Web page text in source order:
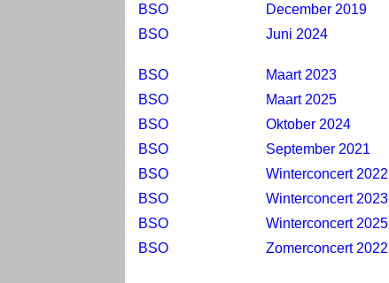
BSO
December 2019
BSO
Juni 2024
BSO Maart 2023
BSO
Maart 2025
BSO
Oktober 2024
BSO
September 2021
BSO
Winterconcert 2022
BSO
Winterconcert 2023
BSO
Winterconcert 2025
BSO
Zomerconcert 2022